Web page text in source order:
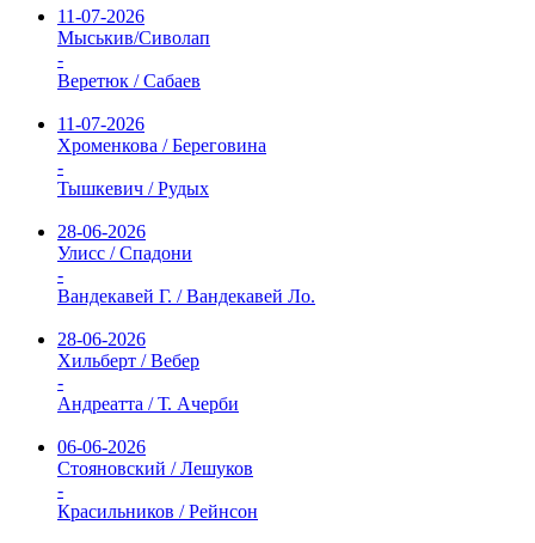
11-07-2026
Мыськив/Сиволап
-
Веретюк / Сабаев
11-07-2026
Хроменкова / Береговина
-
Тышкевич / Рудых
28-06-2026
Улисс / Спадони
-
Вандекавей Г. / Вандекавей Ло.
28-06-2026
Хильберт / Вебер
-
Андреатта / Т. Ачерби
06-06-2026
Стояновский / Лешуков
-
Красильников / Рейнсон